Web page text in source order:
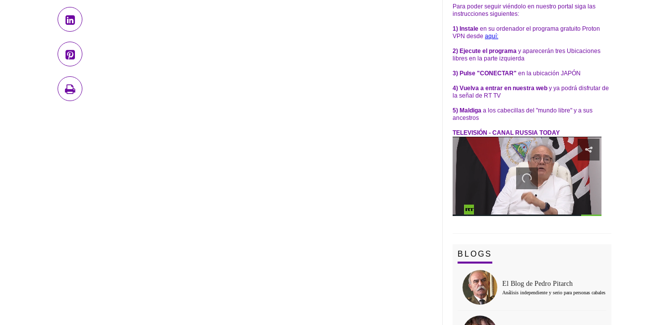
Para poder seguir viéndolo en nuestro portal siga las
instrucciones siguientes:
1) Instale en su ordenador el programa gratuito Proton
VPN desde aquí:
2) Ejecute el programa y aparecerán tres Ubicaciones
libres en la parte izquierda
3) Pulse "CONECTAR" en la ubicación JAPÓN
4) Vuelva a entrar en nuestra web y ya podrá disfrutar de
la señal de RT TV
5) Maldiga a los cabecillas del "mundo libre" y a sus
ancestros
TELEVISIÓN - CANAL RUSSIA TODAY
BLOGS
El Blog de Pedro Pitarch
Análisis independiente y serio para personas cabales